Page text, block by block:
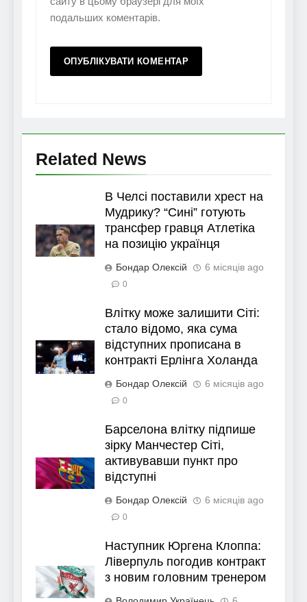
подальших коментарів.
Related News
В Челсі поставили хрест на
Мудрику? “Сині” готують
трансфер гравця Атлетіка
на позицію українця
Бондар Олексій 6 місяців ago
0
Влітку може залишити Сіті:
стало відомо, яка сума
відступних прописана в
контракті Ерлінга Холанда
Бондар Олексій 6 місяців ago
0
Барселона влітку підпише
зірку Манчестер Сіті,
активувавши пункт про
відступні
Бондар Олексій 6 місяців ago
0
Наступник Юргена Клоппа:
Ліверпуль погодив контракт
з новим головним тренером